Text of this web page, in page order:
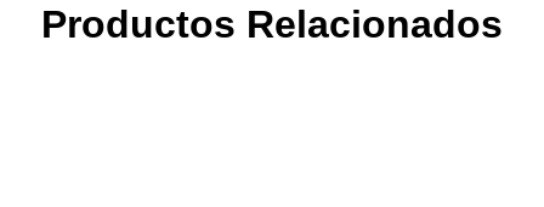
Productos Relacionados